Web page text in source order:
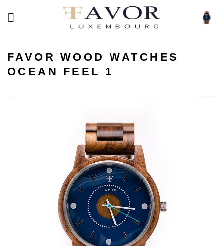
FAVOR WOOD WATCHES
OCEAN FEEL 1